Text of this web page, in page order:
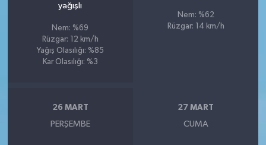
yağışlı
Nem: %69
Rüzgar: 12 km/h
Yağış Olasılığı: %85
Kar Olasılığı: %3
Nem: %62
Rüzgar: 14 km/h
26 MART
PERŞEMBE
27 MART
CUMA